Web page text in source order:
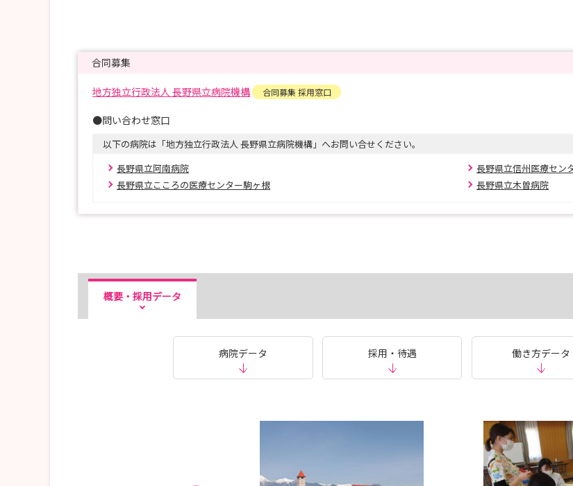
合同募集
地方独立行政法人 長野県立病院機構 合同募集 採用窓口
●問い合わせ窓口
以下の病院は「地方独立行政法人 長野県立病院機構」へお問い合せください。
長野県立阿南病院
長野県立信州医療セン
長野県立こころの医療センター駒ヶ根
長野県立木曽病院
概要・採用データ
病院データ 採用・待遇 働き方データ